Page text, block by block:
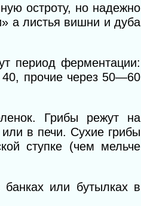
остроту, но надежно
а листья вишни и дуба
период ферментации:
прочие через 50—60
Грибы режут на
в печи. Сухие грибы
ступке (чем мельче
банках или бутылках в